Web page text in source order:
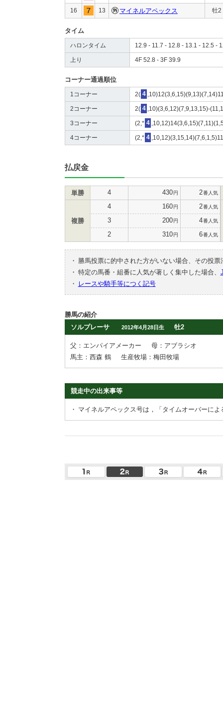
16 13 マイネルアペックス 牡2
タイム
ハロンタイム 12.9 - 11.7 - 12.8 - 13.1 - 12.5 -
上り 4F 52.8 - 3F 39.9
コーナー通過順位
1コーナー 2( 4
2コーナー 2( 4 ,10)(3,6,12)(7,9,13,15)-
3コーナー (2,* 4
4コーナー (2,* 4
払戻金
単勝 4 430円 2番人気
複勝
4 160円 2番人気
3 200円 4番人気
2 310円 6番人気
・
勝馬投票に的中された方がいない場合、その投
・ 特定の馬番・組番に人気が著しく集中した場合、
・
レースや騎手等につく記号
勝馬の紹介
ソルプレーサ
2012年4月28日生 牡2
父：エンパイアメーカー
母：アブラシオ
馬主：西森 鶴
生産牧場：梅田牧場
競走中の出来事等
・ マイネルアペックス号は，「タイムオーバーに